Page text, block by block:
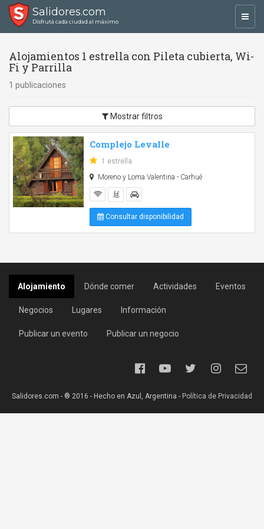
Salidores.com
Disfrutá cada ciudad al máximo
Alojamientos 1 estrella con Pileta cubierta, Wi-
Fi y Parrilla
1 publicaciones
Mostrar filtros
Complejo Levalle
1 estrella
Moreno y Loma Valentina - Carhué
Consultar disponibilidad
Alojamiento Dónde comer Actividades Eventos
Negocios Lugares Información
Publicar un evento Publicar un negocio
Salidores.com - ® 2016 - Hecho en Azul, Argentina - Política de Privacidad